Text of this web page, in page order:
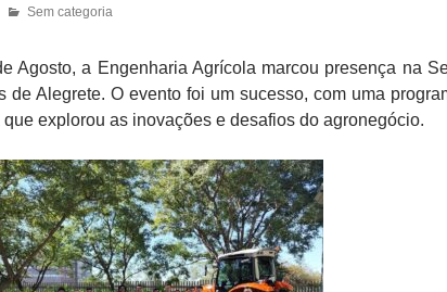
Sem categoria
Agosto, a Engenharia Agrícola marcou presença na
de Alegrete. O evento foi um sucesso, com uma
explorou as inovações e desafios do agronegócio.